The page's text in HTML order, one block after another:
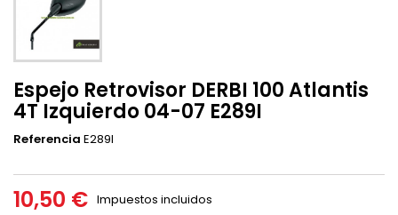
Espejo Retrovisor DERBI 100 Atlantis
4T Izquierdo 04-07 E289I
Referencia E289I
10,50 € Impuestos incluidos